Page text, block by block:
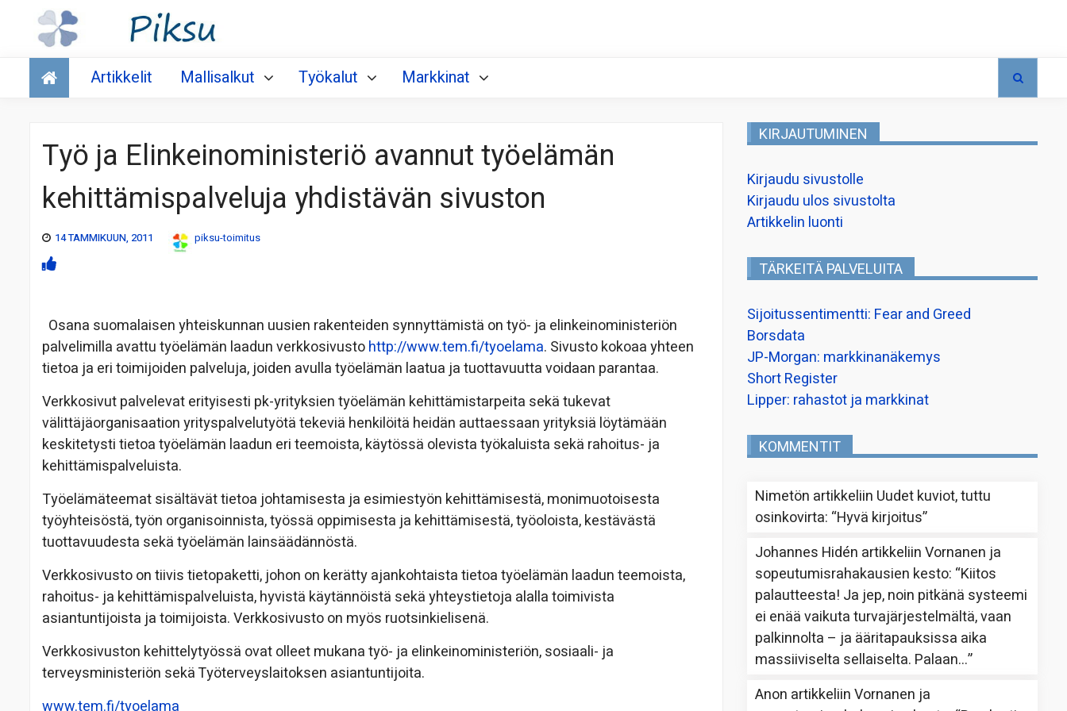
Talous
Artikkelit Mallisalkut Työkalut Markkinat
Työ ja Elinkeinoministeriö avannut työelämän
kehittämispalveluja yhdistävän sivuston
14 TAMMIKUUN, 2011 piksu-toimitus
Osana suomalaisen yhteiskunnan uusien rakenteiden synnyttämistä on työ- ja elinkeinoministeriön
palvelimilla avattu työelämän laadun verkkosivustohttp://www.tem.fi/tyoelama. Sivusto kokoaa yhteen
tietoa ja eri toimijoiden palveluja, joiden avulla työelämän laatua ja tuottavuutta voidaan parantaa.
Verkkosivut palvelevat erityisesti pk-yrityksien työelämän kehittämistarpeita sekä tukevat
välittäjäorganisaation yrityspalvelutyötä tekeviä henkilöitä heidän auttaessaan yrityksiä löytämään
keskitetysti tietoa työelämän laadun eri teemoista, käytössä olevista työkaluista sekä rahoitus- ja
kehittämispalveluista.
Työelämäteemat sisältävät tietoa johtamisesta ja esimiestyön kehittämisestä, monimuotoisesta
työyhteisöstä, työn organisoinnista, työssä oppimisesta ja kehittämisestä, työoloista, kestävästä
tuottavuudesta sekä työelämän lainsäädännöstä.
Verkkosivusto on tiivis tietopaketti, johon on kerätty ajankohtaista tietoa työelämän laadun teemoista,
rahoitus- ja kehittämispalveluista, hyvistä käytännöistä sekä yhteystietoja alalla toimivista
asiantuntijoista ja toimijoista. Verkkosivusto on myös ruotsinkielisenä.
Verkkosivuston kehittelytyössä ovat olleet mukana työ- ja elinkeinoministeriön, sosiaali- ja
terveysministeriön sekä Työterveyslaitoksen asiantuntijoita.
KIRJAUTUMINEN
Kirjaudu sivustolle
Kirjaudu ulos sivustolta
Artikkelin luonti
TÄRKEITÄ PALVELUITA
Sijoitussentimentti: Fear and Greed
Borsdata
JP-Morgan: markkinanäkemys
Short Register
Lipper: rahastot ja markkinat
KOMMENTIT
Nimetön artikkeliin Uudet kuviot, tuttu
osinkovirta: “Hyvä kirjoitus”
Johannes Hidén artikkeliinVornanen ja
sopeutumisrahakausien kesto: “Kiitos
palautteesta! Ja jep, noin pitkänä systeemi
ei enää vaikuta turvajärjestelmältä, vaan
palkinnolta – ja ääritapauksissa aika
massiiviselta sellaiselta. Palaan…”
Anon artikkeliinVornanen ja